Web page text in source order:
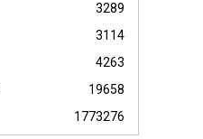
3289
3114
4263
19658
1773276